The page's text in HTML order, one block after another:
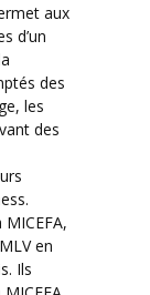
aux
d’un
des
les
des
en
Ils